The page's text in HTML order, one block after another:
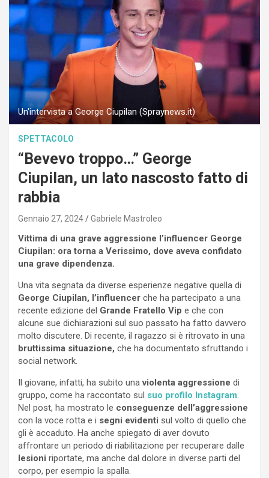
Un'intervista a George Ciupilan (Spraynews.it)
SPETTACOLO
“Bevevo troppo…” George
Ciupilan, un lato nascosto fatto di
rabbia
Gennaio 27, 2024 Gabriele Mastroleo
Vittima di una grave aggressione l’influencer George
Ciupilan: ora torna a Verissimo, dove aveva confidato
una grave dipendenza.
Una vita segnata da diverse esperienze negative quella di
George Ciupilan, l’influencer che ha partecipato a una
recente edizione del Grande Fratello Vip e che con
alcune sue dichiarazioni sul suo passato ha fatto davvero
molto discutere. Di recente, il ragazzo si è ritrovato in una
bruttissima situazione, che ha documentato sfruttando i
social network.
Il giovane, infatti, ha subito unaviolenta aggressione di
gruppo, come ha raccontato sul suo profilo Instagram.
Nel post, ha mostrato le conseguenze dell’aggressione
con la voce rotta e i segni evidenti sul volto di quello che
gli è accaduto. Ha anche spiegato di aver dovuto
affrontare un periodo di riabilitazione per recuperare dalle
lesioni riportate, ma anche dal dolore in diverse parti del
corpo, per esempio la spalla.